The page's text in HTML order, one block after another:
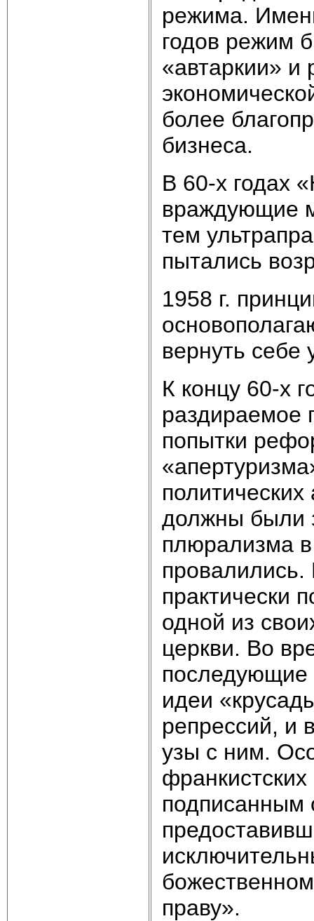
режима.
годов режим
«автаркии» и
более
бизнеса.
В 60-х годах
враждующие
тем
пытались
1958 г.
вернуть себе
К концу 60-х
раздираемое
попытки
должны были
плюрализма
практически
одной из
церкви. Во
последующие
идеи
репрессий, и
узы с ним.
подписанным
праву».